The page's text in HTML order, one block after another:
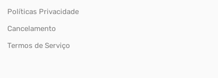
Políticas Privacidade
Cancelamento
Termos de Serviço